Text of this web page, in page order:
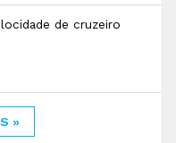
de cruzeiro
»